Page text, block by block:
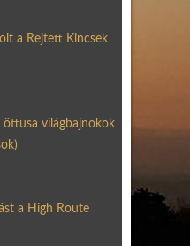
a Rejtett Kincsek
öttusa világbajnokok
a High Route